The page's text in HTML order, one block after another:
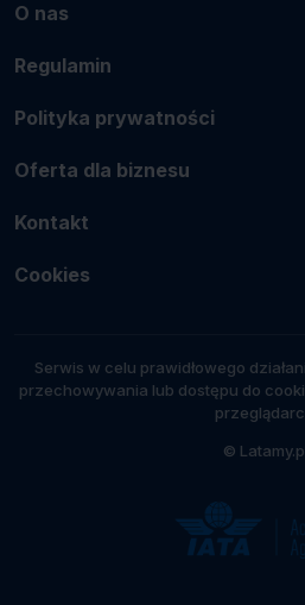
O nas
Regulamin
Polityka prywatności
Oferta dla biznesu
Kontakt
Cookies
Serwis w celu prawidłowego
przechowywania lub dostępu do
©